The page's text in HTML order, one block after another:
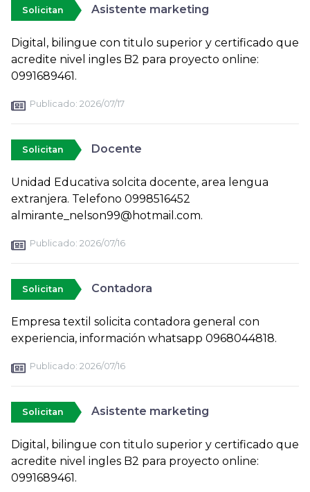
Solicitan Asistente marketing
Digital, bilingue con titulo superior y certificado que
acredite nivel ingles B2 para proyecto online:
0991689461.
Publicado: 2026/07/17
Solicitan Docente
Unidad Educativa solcita docente, area lengua
extranjera. Telefono 0998516452
almirante_nelson99@hotmail.com.
Publicado: 2026/07/16
Solicitan Contadora
Empresa textil solicita contadora general con
experiencia, información whatsapp 0968044818.
Publicado: 2026/07/16
Solicitan Asistente marketing
Digital, bilingue con titulo superior y certificado que
acredite nivel ingles B2 para proyecto online:
0991689461.